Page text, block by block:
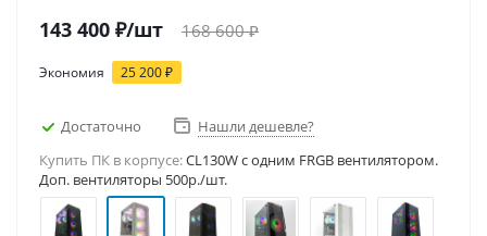
143 400 ₽/шт 168 600₽
Экономия 25 200₽
Достаточно
Нашли дешевле?
Купить ПК в корпусе:CL130W c одним FRGB вентилятором.
Доп. вентиляторы 500р./шт.